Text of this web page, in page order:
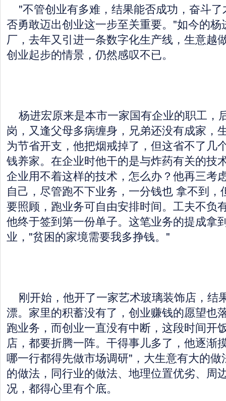
"不管创业有多难，结果能否成功，奋斗
否勇敢迈出创业这一步至关重要。"如今的
厂，去年又引进一条数字化生产线，生意越
创业起步的情景，仍然感叹不已。
杨进宏原来是本市一家国有企业的职工，
岗，又逢父母多病缠身，兄弟还没有成家，
为节省开支，他把烟戒掉了，但这省不了几
钱养家。在企业时他干的是与炸药有关的技
企业用不着这样的技术，怎么办？他再三考
自己，尽管跑不下业务，一分钱也 拿不到
要照顾，跑业务可自由安排时间。工夫不负
他终于签到第一份单子。这笔业务的提成拿
业，"贫困的家境需要我多挣钱。"
刚开始，他开了一家艺术玻璃装饰店，结
漂。家里的积蓄没有了，创业赚钱的愿望也
跑业务，而创业一直没有中断，这段时间开
店，都要折腾一阵。干得事儿多了，他逐渐
哪一行都得先做市场调研"，大生意有大的
的做法，同行业的做法、地理位置优劣、周
况，都得心里有个底。